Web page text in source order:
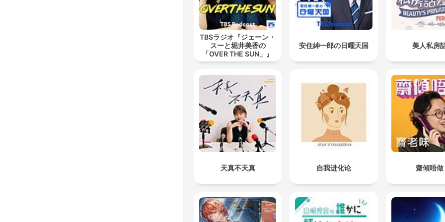
TBSラジオ『ジェーン・
スーと堀井美香の
「OVER THE SUN」』
安住紳一郎の日曜天国 美人私房
天真不天真 自我进化论 齋傾唔做